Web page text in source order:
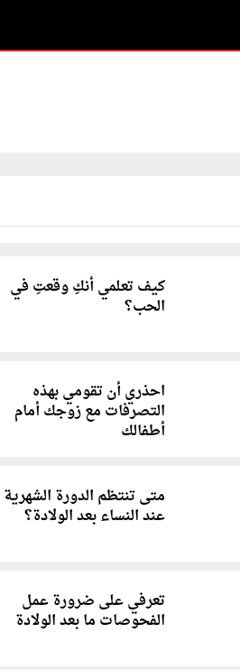
كيف تعلمي أنكِ وقعتِ في
الحب؟
احذري أن تقومي بهذه
التصرفات مع زوجك أمام
أطفالك
متى تنتظم الدورة الشهرية
عند النساء بعد الولادة؟
تعرفي على ضرورة عمل
الفحوصات ما بعد الولادة